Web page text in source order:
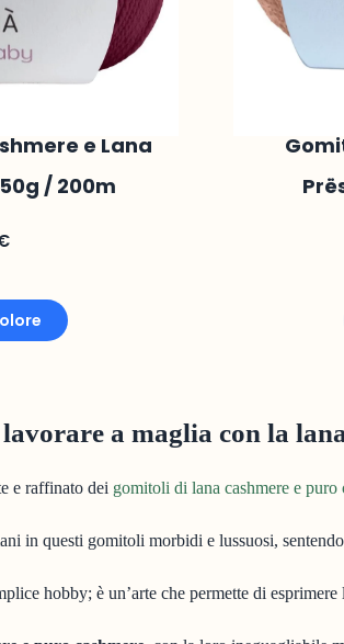
e Lana
/ 200m
a maglia con la
e raffinato dei gomitoli di lana cashmere e puro
in questi gomitoli morbidi e lussuosi,
hobby; è un’arte che permette di